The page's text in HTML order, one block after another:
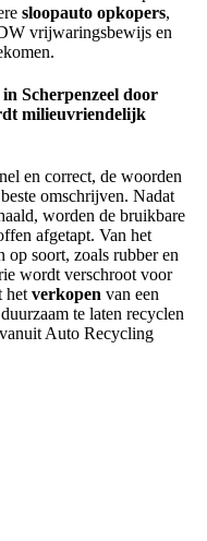
sloopauto opkopers,
vrijwaringsbewijs en
in Scherpenzeel door
milieuvriendelijk
en correct, de woorden
omschrijven. Nadat
worden de bruikbare
afgetapt. Van het
op soort, zoals rubber en
wordt verschroot voor
het verkopen van een
te laten recyclen
Auto Recycling